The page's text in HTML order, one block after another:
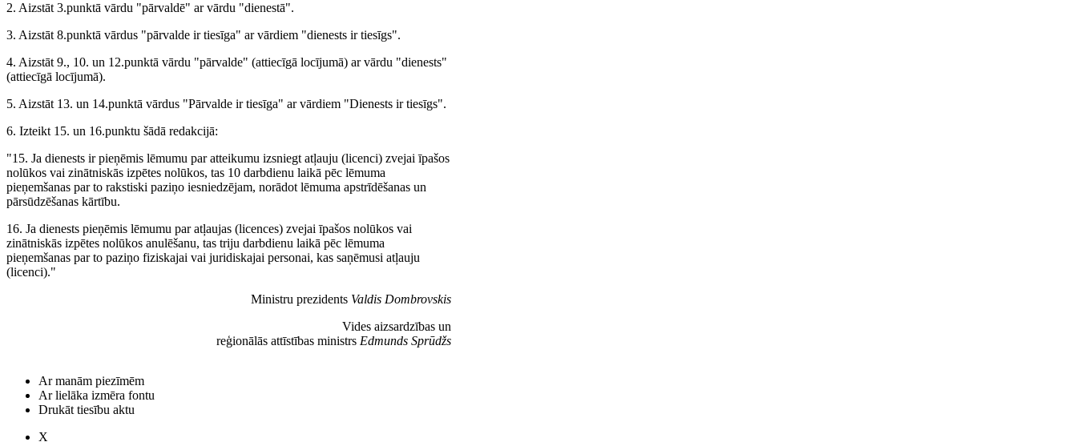
2. Aizstāt 3.punktā vārdu "pārvaldē" ar vārdu "dienestā".
3. Aizstāt 8.punktā vārdus "pārvalde ir tiesīga" ar vārdiem "dienests ir tiesīgs".
4. Aizstāt 9., 10. un 12.punktā vārdu "pārvalde" (attiecīgā locījumā) ar vārdu "dienests"
(attiecīgā locījumā).
5. Aizstāt 13. un 14.punktā vārdus "Pārvalde ir tiesīga" ar vārdiem "Dienests ir tiesīgs".
6. Izteikt 15. un 16.punktu šādā redakcijā:
"15. Ja dienests ir pieņēmis lēmumu par atteikumu izsniegt atļauju (licenci) zvejai īpašos
nolūkos vai zinātniskās izpētes nolūkos, tas 10 darbdienu laikā pēc lēmuma
pieņemšanas par to rakstiski paziņo iesniedzējam, norādot lēmuma apstrīdēšanas un
pārsūdzēšanas kārtību.
16. Ja dienests pieņēmis lēmumu par atļaujas (licences) zvejai īpašos nolūkos vai
zinātniskās izpētes nolūkos anulēšanu, tas triju darbdienu laikā pēc lēmuma
pieņemšanas par to paziņo fiziskajai vai juridiskajai personai, kas saņēmusi atļauju
(licenci)."
Ministru prezidents Valdis Dombrovskis
Vides aizsardzības un
reģionālās attīstības ministrs Edmunds Sprūdžs
Ar manām piezīmēm
Ar lielāka izmēra fontu
Drukāt tiesību aktu
X